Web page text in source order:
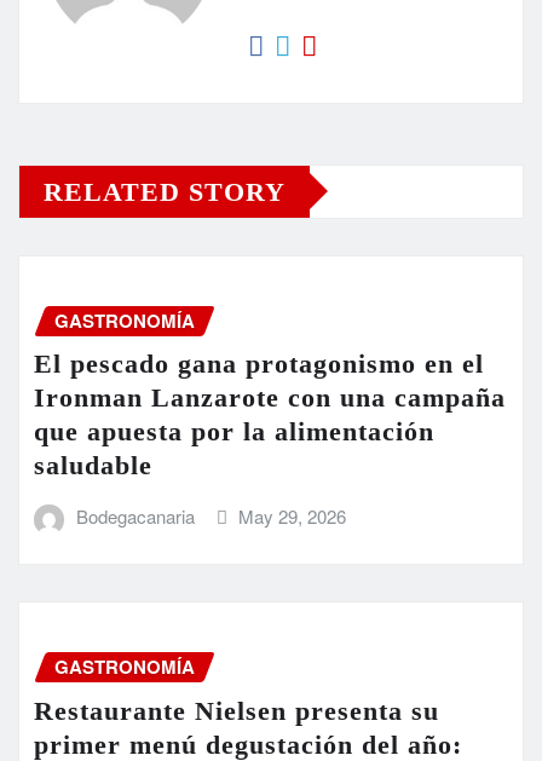
RELATED STORY
GASTRONOMÍA
El pescado gana protagonismo en el
Ironman Lanzarote con una campaña
que apuesta por la alimentación
saludable
Bodegacanaria May 29, 2026
GASTRONOMÍA
Restaurante Nielsen presenta su
primer menú degustación del año: